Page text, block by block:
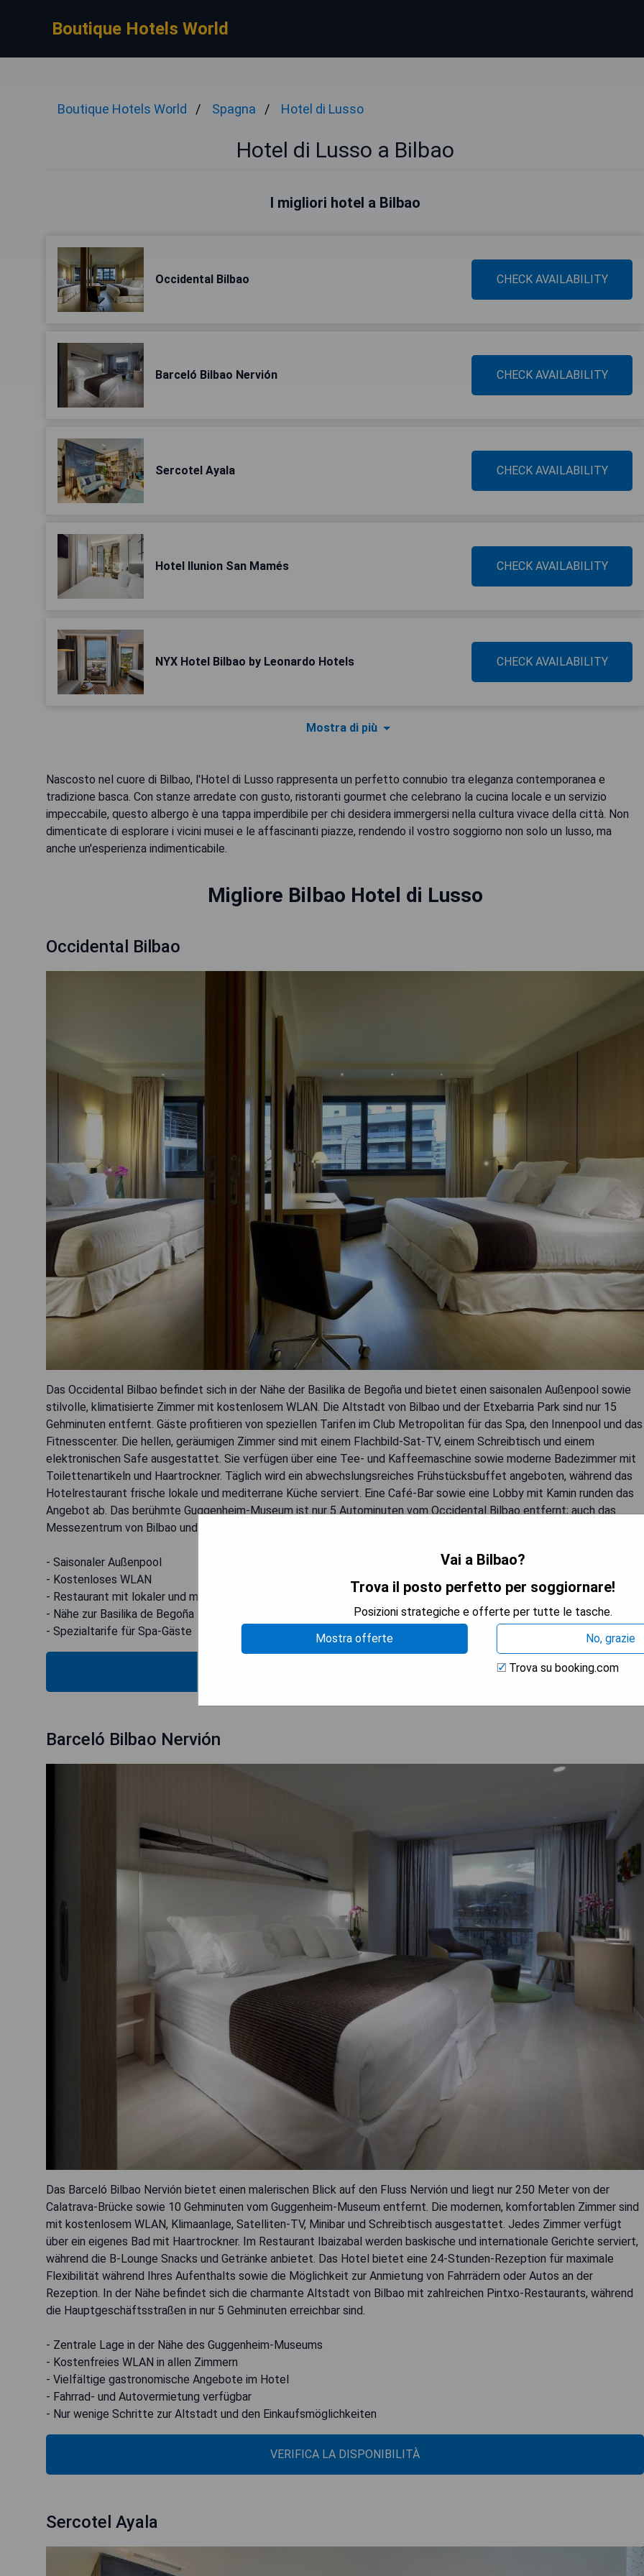
Boutique Hotels World
Boutique Hotels World Spagna Hotel di Lusso
Hotel di Lusso a Bilbao
I migliori hotel a Bilbao
Occidental Bilbao CHECK AVAILABILITY
Barceló Bilbao Nervión CHECK AVAILABILITY
Sercotel Ayala CHECK AVAILABILITY
Hotel Ilunion San Mamés CHECK AVAILABILITY
NYX Hotel Bilbao by Leonardo Hotels CHECK AVAILABILITY
Mostra di più
Nascosto nel cuore di Bilbao, l'Hotel di Lusso rappresenta un perfetto connubio tra eleganza contemporanea e
tradizione basca. Con stanze arredate con gusto, ristoranti gourmet che celebrano la cucina locale e un servizio
impeccabile, questo albergo è una tappa imperdibile per chi desidera immergersi nella cultura vivace della città. Non
dimenticate di esplorare i vicini musei e le affascinanti piazze, rendendo il vostro soggiorno non solo un lusso, ma
anche un'esperienza indimenticabile.
Migliore Bilbao Hotel di Lusso
Occidental Bilbao
Das Occidental Bilbao befindet sich in der Nähe der Basilika de Begoña und bietet einen saisonalen Außenpool sowie
stilvolle, klimatisierte Zimmer mit kostenlosem WLAN. Die Altstadt von Bilbao und der Etxebarria Park sind nur 15
Gehminuten entfernt. Gäste profitieren von speziellen Tarifen im Club Metropolitan für das Spa, den Innenpool und das
Fitnesscenter. Die hellen, geräumigen Zimmer sind mit einem Flachbild-Sat-TV, einem Schreibtisch und einem
elektronischen Safe ausgestattet. Sie verfügen über eine Tee- und Kaffeemaschine sowie moderne Badezimmer mit
Toilettenartikeln und Haartrockner. Täglich wird ein abwechslungsreiches Frühstücksbuffet angeboten, während das
Hotelrestaurant frische lokale und mediterrane Küche serviert. Eine Café-Bar sowie eine Lobby mit Kamin runden das
Angebot ab. Das berühmte Guggenheim-Museum ist nur 5 Autominuten vom Occidental Bilbao entfernt; auch das
Messezentrum von Bilbao und der Flughafen liegen innerhalb von 15 Minuten Fahrtzeit.
- Saisonaler Außenpool
- Kostenloses WLAN
- Restaurant mit lokaler und mediterraner Küche
- Nähe zur Basilika de Begoña
- Spezialtarife für Spa-Gäste
Barceló Bilbao Nervión
Das Barceló Bilbao Nervión bietet einen malerischen Blick auf den Fluss Nervión und liegt nur 250 Meter von der
Calatrava-Brücke sowie 10 Gehminuten vom Guggenheim-Museum entfernt. Die modernen, komfortablen Zimmer sind
mit kostenlosem WLAN, Klimaanlage, Satelliten-TV, Minibar und Schreibtisch ausgestattet. Jedes Zimmer verfügt
über ein eigenes Bad mit Haartrockner. Im Restaurant Ibaizabal werden baskische und internationale Gerichte serviert,
während die B-Lounge Snacks und Getränke anbietet. Das Hotel bietet eine 24-Stunden-Rezeption für maximale
Flexibilität während Ihres Aufenthalts sowie die Möglichkeit zur Anmietung von Fahrrädern oder Autos an der
Rezeption. In der Nähe befindet sich die charmante Altstadt von Bilbao mit zahlreichen Pintxo-Restaurants, während
die Hauptgeschäftsstraßen in nur 5 Gehminuten erreichbar sind.
- Zentrale Lage in der Nähe des Guggenheim-Museums
- Kostenfreies WLAN in allen Zimmern
- Vielfältige gastronomische Angebote im Hotel
- Fahrrad- und Autovermietung verfügbar
- Nur wenige Schritte zur Altstadt und den Einkaufsmöglichkeiten
VERIFICA LA DISPONIBILITÀ
Sercotel Ayala
Vai a Bilbao?
Trova il posto perfetto per soggiornare!
Posizioni strategiche e offerte per tutte le tasche.
Mostra offerte
No, grazie
Trova su booking.com